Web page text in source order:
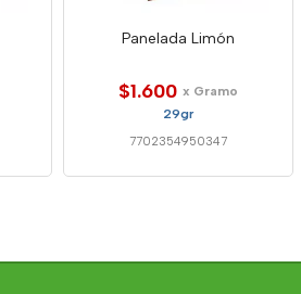
Panelada Limón
$1.600 x Gramo
29gr
7702354950347